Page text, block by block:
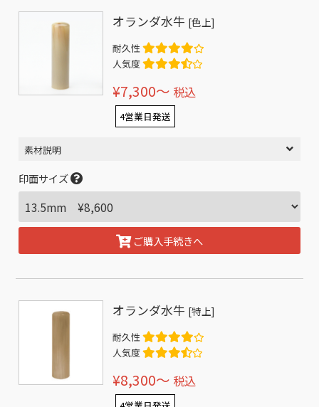
オランダ水牛 [色上]
耐久性
人気度
¥7,300〜 税込
4営業日発送
素材説明
印面サイズ
ご購入手続きへ
オランダ水牛 [特上]
耐久性
人気度
¥8,300〜 税込